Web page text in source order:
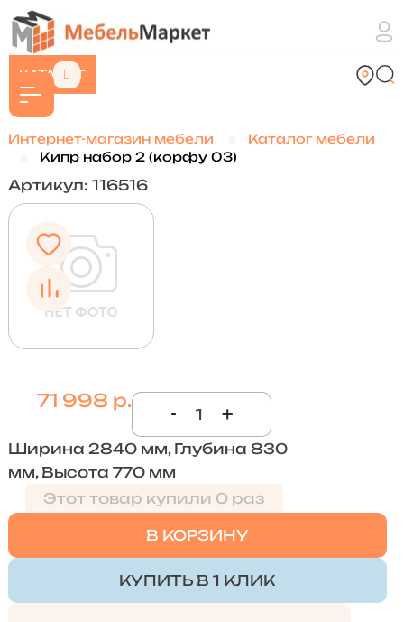
КАТАЛОГ
Интернет-магазин мебели
Каталог мебели
Кипр набор 2 (корфу 03)
Артикул: 116516
71 998 р.
- +
Ширина 2840 мм, Глубина 830
мм, Высота 770 мм
Этот товар купили 0 раз
В КОРЗИНУ
КУПИТЬ В 1 КЛИК